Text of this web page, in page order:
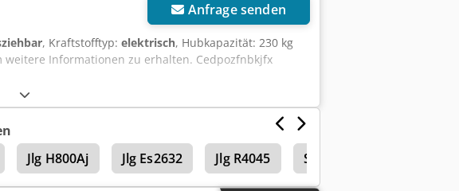
Anfrage senden
, Kraftstofftyp: elektrisch, Hubkapazität: 230 kg
weitere Informationen zu erhalten. Cedpozfnbkjfx
Jlg H800Aj Jlg Es2632 Jlg R4045 Selbstfahrende